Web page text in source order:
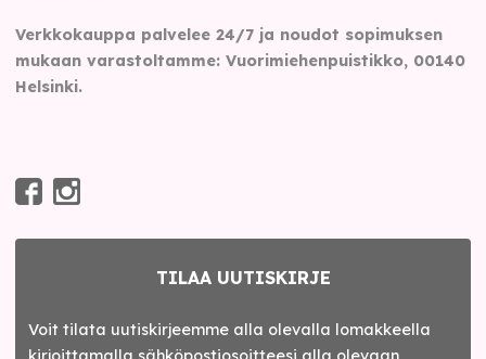
Verkkokauppa palvelee 24/7 ja noudot sopimuksen
mukaan varastoltamme: Vuorimiehenpuistikko, 00140
Helsinki.
TILAA UUTISKIRJE
Voit tilata uutiskirjeemme alla olevalla lomakkeella